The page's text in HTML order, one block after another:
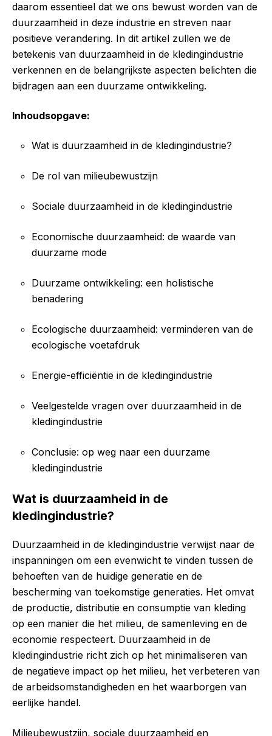
daarom essentieel dat we ons bewust worden van de
duurzaamheid in deze industrie en streven naar
positieve verandering. In dit artikel zullen we de
betekenis van duurzaamheid in de kledingindustrie
verkennen en de belangrijkste aspecten belichten die
bijdragen aan een duurzame ontwikkeling.
Inhoudsopgave:
Wat is duurzaamheid in de kledingindustrie?
De rol van milieubewustzijn
Sociale duurzaamheid in de kledingindustrie
Economische duurzaamheid: de waarde van
duurzame mode
Duurzame ontwikkeling: een holistische
benadering
Ecologische duurzaamheid: verminderen van de
ecologische voetafdruk
Energie-efficiëntie in de kledingindustrie
Veelgestelde vragen over duurzaamheid in de
kledingindustrie
Conclusie: op weg naar een duurzame
kledingindustrie
Wat is duurzaamheid in de
kledingindustrie?
Duurzaamheid in de kledingindustrie verwijst naar de
inspanningen om een evenwicht te vinden tussen de
behoeften van de huidige generatie en de
bescherming van toekomstige generaties. Het omvat
de productie, distributie en consumptie van kleding
op een manier die het milieu, de samenleving en de
economie respecteert. Duurzaamheid in de
kledingindustrie richt zich op het minimaliseren van
de negatieve impact op het milieu, het verbeteren van
de arbeidsomstandigheden en het waarborgen van
eerlijke handel.
Milieubewustzijn, sociale duurzaamheid en